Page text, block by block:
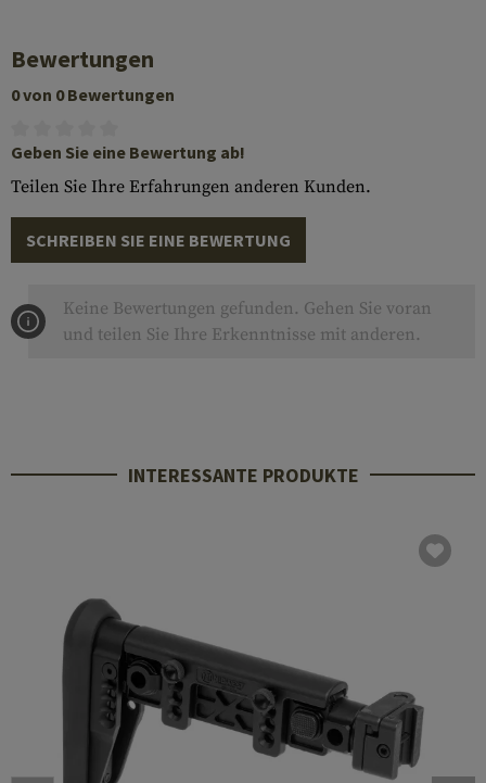
Bewertungen
0 von 0 Bewertungen
Geben Sie eine Bewertung ab!
Teilen Sie Ihre Erfahrungen anderen Kunden.
SCHREIBEN SIE EINE BEWERTUNG
Keine Bewertungen gefunden. Gehen Sie voran
und teilen Sie Ihre Erkenntnisse mit anderen.
INTERESSANTE PRODUKTE